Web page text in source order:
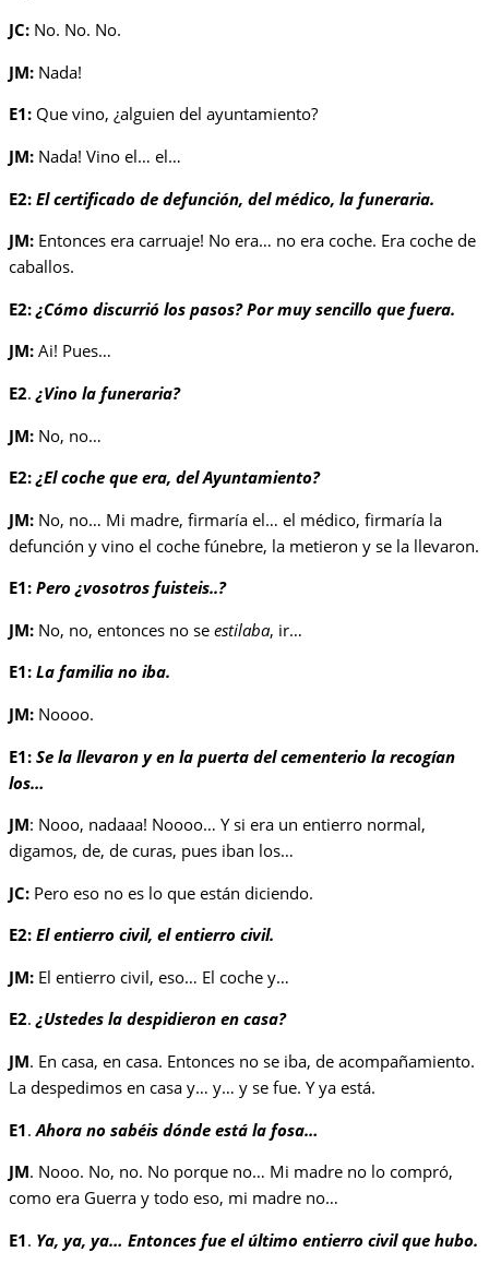
JC: No. No. No.
JM: Nada!
E1: Que vino, ¿alguien del ayuntamiento?
JM: Nada! Vino el… el…
E2: El certificado de defunción, del médico, la funeraria.
JM: Entonces era carruaje! No era… no era coche. Era coche de
caballos.
E2: ¿Cómo discurrió los pasos? Por muy sencillo que fuera.
JM: Ai! Pues…
E2. ¿Vino la funeraria?
JM: No, no…
E2: ¿El coche que era, del Ayuntamiento?
JM: No, no… Mi madre, firmaría el… el médico, firmaría la
defunción y vino el coche fúnebre, la metieron y se la llevaron.
E1: Pero ¿vosotros fuisteis..?
JM: No, no, entonces no se estilaba, ir…
E1: La familia no iba.
JM: Noooo.
E1: Se la llevaron y en la puerta del cementerio la recogían
los…
JM: Nooo, nadaaa! Noooo… Y si era un entierro normal,
digamos, de, de curas, pues iban los…
JC: Pero eso no es lo que están diciendo.
E2: El entierro civil, el entierro civil.
JM: El entierro civil, eso… El coche y…
E2.¿Ustedes la despidieron en casa?
JM. En casa, en casa. Entonces no se iba, de acompañamiento.
La despedimos en casa y… y… y se fue. Y ya está.
E1.Ahora no sabéis dónde está la fosa…
JM. Nooo. No, no. No porque no… Mi madre no lo compró,
como era Guerra y todo eso, mi madre no…
E1. Ya, ya, ya… Entonces fue el último entierro civil que hubo.